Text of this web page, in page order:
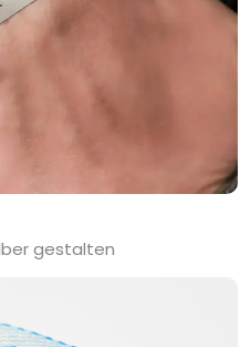
gestalten